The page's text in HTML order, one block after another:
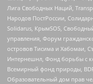
Лига Свободных Наций,
Народов ПостРоссии,
Solidarus, КрымSOS,
управления, Форум
островов Тисима и Хабомаи,
Интернешнл, Фонд борьбы с
Всемирный фонд природы,
Образовательный дом прав